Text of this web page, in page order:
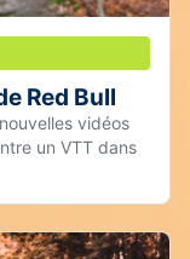
Red Bull
vidéos
un VTT dans